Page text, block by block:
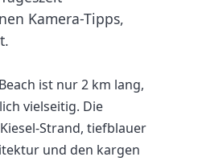
Kamera-Tipps,
ist nur 2 km lang,
vielseitig. Die
Strand, tiefblauer
und den kargen